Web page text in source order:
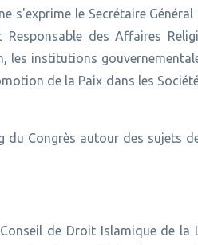
s'exprime le Secrétaire
des Affaires
les institutions
de la Paix dans les
Congrès autour des sujets
de Droit Islamique de